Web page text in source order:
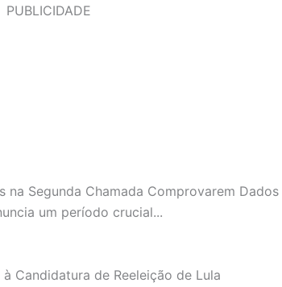
PUBLICIDADE
Segunda Chamada Comprovarem Dados
um período crucial...
Candidatura de Reeleição de Lula